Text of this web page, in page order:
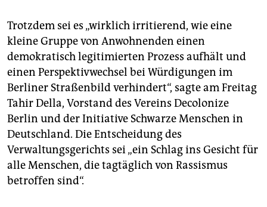
Trotzdem sei es „wirklich irritierend, wie eine
kleine Gruppe von Anwohnenden einen
demokratisch legitimierten Prozess aufhält und
einen Perspektivwechsel bei Würdigungen im
Berliner Straßenbild verhindert“, sagte am Freitag
Tahir Della, Vorstand des Vereins Decolonize
Berlin und der Initiative Schwarze Menschen in
Deutschland. Die Entscheidung des
Verwaltungsgerichts sei „ein Schlag ins Gesicht für
alle Menschen, die tagtäglich von Rassismus
betroffen sind“.